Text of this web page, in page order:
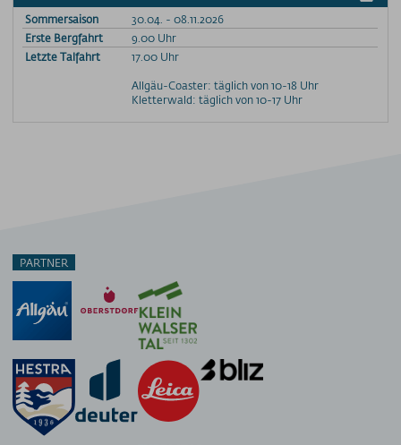
Sommersaison
30.04. - 08.11.2026
Erste Bergfahrt
9.00 Uhr
Letzte Talfahrt
17.00 Uhr
Allgäu-Coaster: täglich von 10-18 Uhr
Kletterwald: täglich von 10-17 Uhr
PARTNER